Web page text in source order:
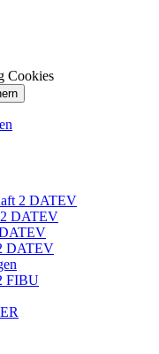
Cookies
2 DATEV
DATEV
DATEV
FIBU